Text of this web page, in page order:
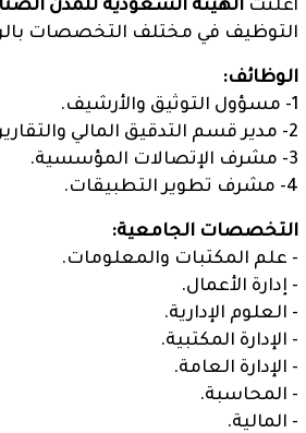
أعلنت الهيئة السعودية للمدن
التوظيف في مختلف التخصصات
الوظائف:
1- مسؤول التوثيق والأرشيف.
2- مدير قسم التدقيق المالي والتقارير.
3- مشرف الإتصالات المؤسسية.
4- مشرف تطوير التطبيقات.
التخصصات الجامعية:
- علم المكتبات والمعلومات.
- إدارة الأعمال.
- العلوم الإدارية.
- الإدارة المكتبية.
- الإدارة العامة.
- المحاسبة.
- المالية.